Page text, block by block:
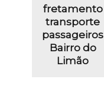
fretamento
transporte
passageiros
Bairro do
Limão